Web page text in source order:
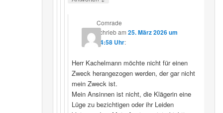
Comrade
schriebam 25. März 2026 um
14:58 Uhr:
Herr Kachelmann möchte nicht für einen
Zweck herangezogen werden, der gar nicht
mein Zweck ist.
Mein Ansinnen ist nicht, die Klägerin eine
Lüge zu bezichtigen oder ihr Leiden